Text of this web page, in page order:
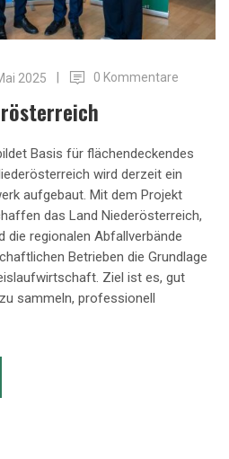
2025 0 Kommentare
Basis für flächendeckendes
wird derzeit ein
aufgebaut. Mit dem Projekt
das Land Niederösterreich,
die regionalen Abfallverbände
Betrieben die Grundlage
Ziel ist es, gut
sammeln, professionell